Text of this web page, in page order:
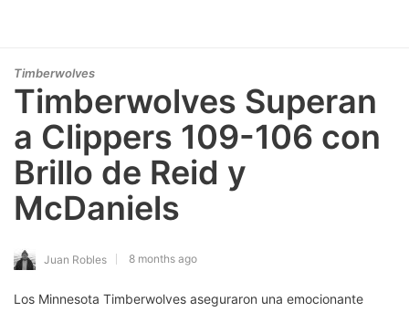
Timberwolves
Timberwolves Superan
a Clippers 109-106 con
Brillo de Reid y
McDaniels
Juan Robles 8 months ago
Los Minnesota Timberwolves aseguraron una emocionante